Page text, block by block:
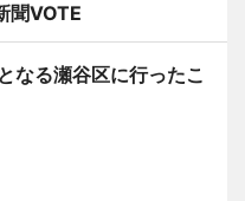
聞VOTE
なる瀬谷区に行ったこ